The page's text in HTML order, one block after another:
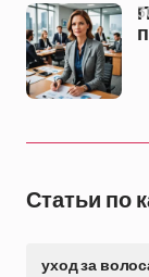
Статьи по
уход за